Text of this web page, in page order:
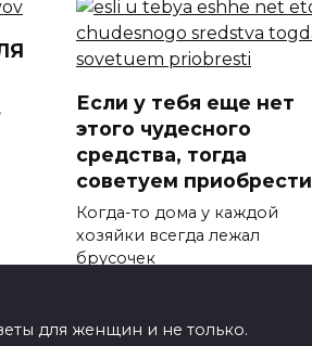
Если у тебя еще нет
этого чудесного
средства, тогда
советуем приобрести
Когда-то дома у каждой
хозяйки всегда лежал
брусочек
для женщин и не только.